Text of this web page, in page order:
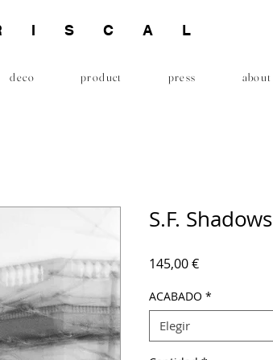
deco product press about
S.F. Shadows
145,00 €Precio
ACABADO *
Elegir